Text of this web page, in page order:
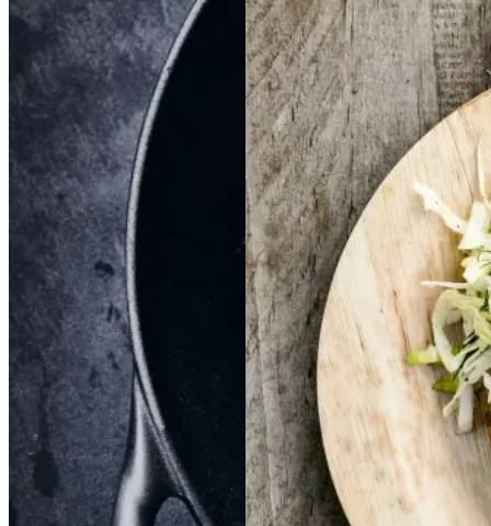
BraiseretBraiseret
oksetværreboksetvæ
rreb
Gem opskrift
Dansk mad
Vintermad
Aftensmad
FrikadellerFrikadell
er medmed
smørspidskål, smørsp
idskål,
kartoflerkartofler
ogog
sennepsdressingsenn
epsdressing
Gem opskrift
Aftensmad
Forårsmad
Sommermad